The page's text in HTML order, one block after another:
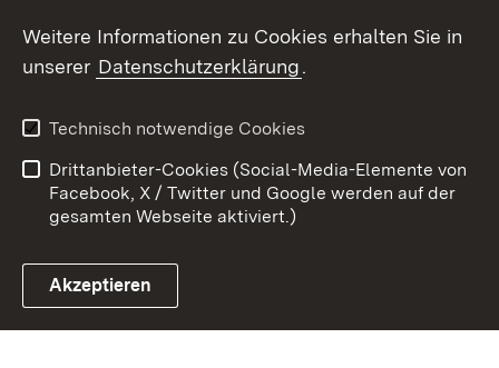
Link zum Landesportal
Kontakt
Impressum
Cookies
Weitere Informationen zu Cookies erhalten Sie in
unserer Datenschutzerklärung.
Technisch notwendige Cookies
Drittanbieter-Cookies (Social-Media-Elemente von
Facebook, X / Twitter und Google werden auf der
gesamten Webseite aktiviert.)
Akzeptieren